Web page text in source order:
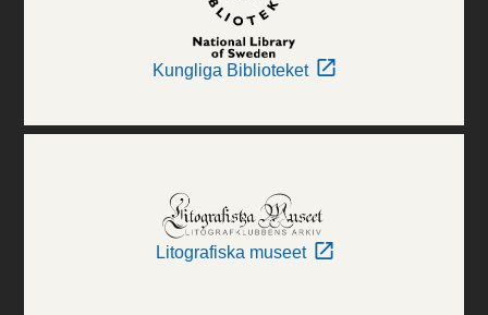
Kungliga Biblioteket
Litografiska museet